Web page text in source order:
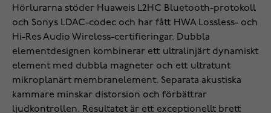
Hörlurarna stöder Huaweis L2HC Bluetooth-protokoll
och Sonys LDAC-codec och har fått HWA Lossless- och
Hi-Res Audio Wireless-certifieringar. Dubbla
elementdesignen kombinerar ett ultralinjärt dynamiskt
element med dubbla magneter och ett ultratunt
mikroplanärt membranelement. Separata akustiska
kammare minskar distorsion och förbättrar
ljudkontrollen. Resultatet är ett exceptionellt brett